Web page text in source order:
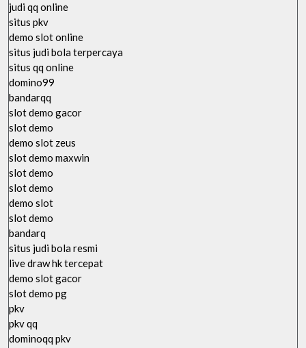
judi qq online
situs pkv
demo slot online
situs judi bola terpercaya
situs qq online
domino99
bandarqq
slot demo gacor
slot demo
demo slot zeus
slot demo maxwin
slot demo
slot demo
demo slot
slot demo
bandarq
situs judi bola resmi
live draw hk tercepat
demo slot gacor
slot demo pg
pkv
pkv qq
dominoqq pkv